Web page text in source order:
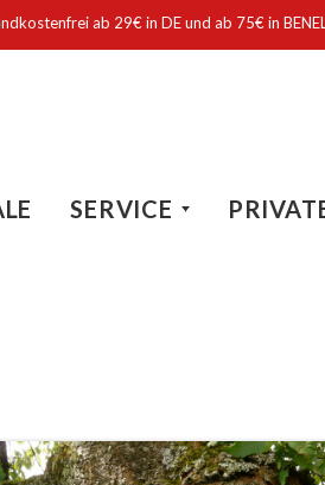
ab 29€ in DE und ab 75€ in
SERVICE